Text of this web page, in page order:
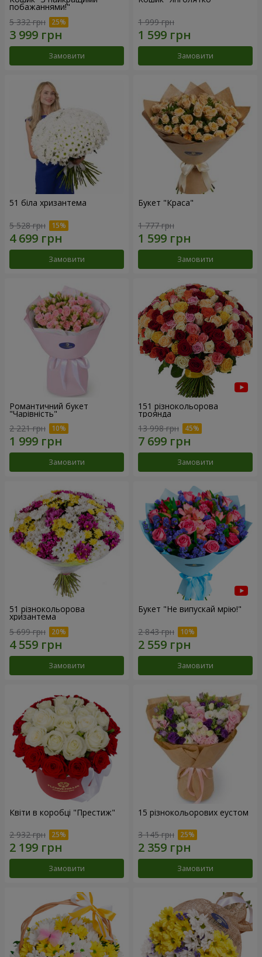
побажаннями!"
5 332 грн
Замовити
1 999 грн
Замовити
51 біла хризантема
5 528 грн
Замовити
Букет "Краса"
1 777 грн
Замовити
Романтичний букет
"Чарівність"
2 221 грн
Замовити
151 різнокольорова
троянда
13 998 грн
Замовити
51 різнокольорова
хризантема
5 699 грн
Замовити
Букет "Не випускай мрію!"
2 843 грн
Замовити
Квіти в коробці "Престиж"
2 932 грн
Замовити
15 різнокольорових еустом
3 145 грн
Замовити